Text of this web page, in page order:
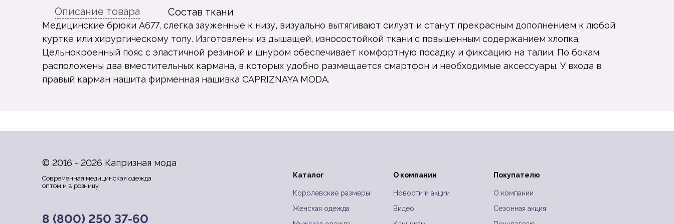
Описание товара Состав ткани
Медицинские брюки A677, слегка зауженные к низу, визуально вытягивают силуэт и станут прекрасным дополнением к любой
куртке или хирургическому топу. Изготовлены из дышащей, износостойкой ткани с повышенным содержанием хлопка.
Цельнокроенный пояс с эластичной резиной и шнуром обеспечивает комфортную посадку и фиксацию на талии. По бокам
расположены два вместительных кармана, в которых удобно размещается смартфон и необходимые аксессуары. У входа в
правый карман нашита фирменная нашивка CAPRIZNAYA MODA.
© 2016 - 2026 Капризная мода
Современная медицинская одежда
оптом и в розницу
8 (800) 250 37-60
Каталог
Королевские размеры
Женская одежда
О компании
Новости и акции
Видео
Покупателю
О компании
Сезонная акция